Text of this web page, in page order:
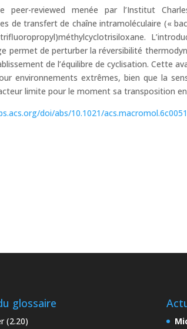
peer-reviewed menée par l’Institut
de transfert de chaîne intramoléculaire («
permet de perturber la réversibilité
de l’équilibre de cyclisation. Cette
environnements extrêmes, bien que la
limite pour le moment sa transposition
doi/abs/10.1021/
glossaire
(2.20)